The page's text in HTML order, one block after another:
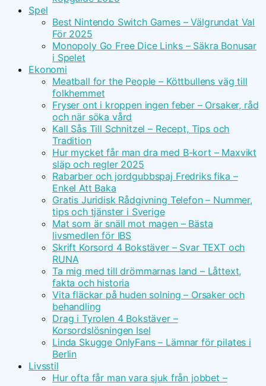
Spel
Best Nintendo Switch Games – Välgrundat Val
För 2025
Monopoly Go Free Dice Links – Säkra Bonusar
i Spelet
Ekonomi
Meatball for the People – Köttbullens väg till
folkhemmet
Fryser ont i kroppen ingen feber – Orsaker, råd
och när söka vård
Kall Sås Till Schnitzel – Recept, Tips och
Tradition
Hur mycket får man dra med B-kort – Maxvikt
släp och regler 2025
Rabarber och jordgubbspaj Fredriks fika –
Enkel Att Baka
Gratis Juridisk Rådgivning Telefon – Nummer,
tips och tjänster i Sverige
Mat som är snäll mot magen – Bästa
livsmedlen för IBS
Skrift Korsord 4 Bokstäver – Svar TEXT och
RUNA
Ta mig med till drömmarnas land – Låttext,
fakta och historia
Vita fläckar på huden solning – Orsaker och
behandling
Drag i Tyrolen 4 Bokstäver –
Korsordslösningen Isel
Linda Skugge OnlyFans – Lämnar för pilates i
Berlin
Livsstil
Hur ofta får man vara sjuk från jobbet –